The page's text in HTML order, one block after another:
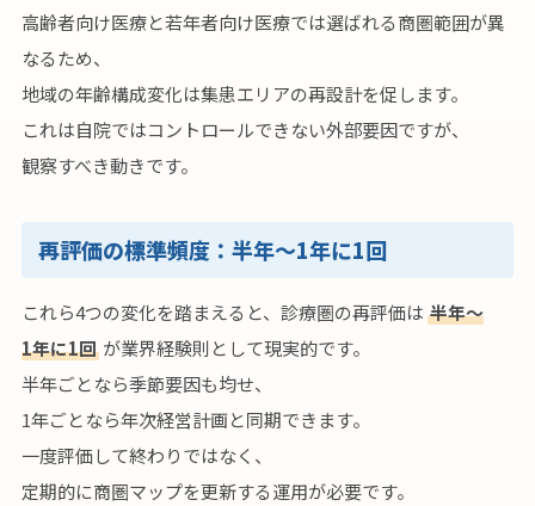
高齢者向け医療と若年者向け医療では選ばれる商圏範囲が異
なるため、
地域の年齢構成変化は集患エリアの再設計を促します。
これは自院ではコントロールできない外部要因ですが、
観察すべき動きです。
再評価の標準頻度：半年〜1年に1回
これら4つの変化を踏まえると、診療圏の再評価は 半年〜
1年に1回 が業界経験則として現実的です。
半年ごとなら季節要因も均せ、
1年ごとなら年次経営計画と同期できます。
一度評価して終わりではなく、
定期的に商圏マップを更新する運用が必要です。